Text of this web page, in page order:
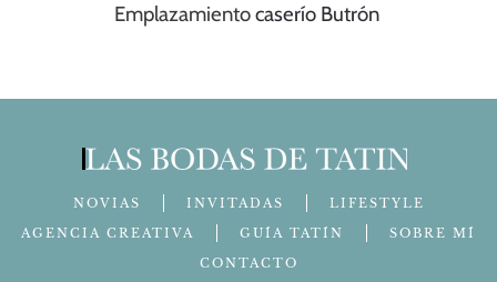
Emplazamientocaserío Butrón
NOVIAS INVITADAS
LIFESTYLE
AGENCIA CREATIVA
GUÍA TATÍN
SOBRE MÍ
CONTACTO